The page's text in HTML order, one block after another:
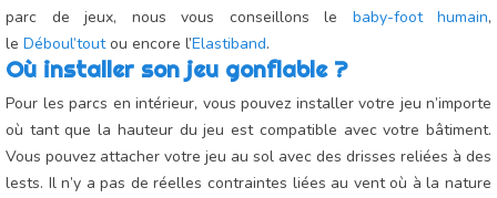
parc de jeux, nous vous conseillons le baby-foot humain,
le Déboul’toutou encore l’Elastiband.
Où installer son jeu gonflable ?
Pour les parcs en intérieur, vous pouvez installer votre jeu n’importe
où tant que la hauteur du jeu est compatible avec votre bâtiment.
Vous pouvez attacher votre jeu au sol avec des drisses reliées à des
lests. Il n’y a pas de réelles contraintes liées au vent où à la nature